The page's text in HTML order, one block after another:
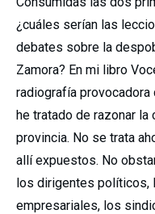
¿cuáles serían las
debates sobre la
Zamora? En mi libro
radiografía
he tratado de razonar
provincia. No se trata
allí expuestos. No
los dirigentes políticos,
empresariales, los